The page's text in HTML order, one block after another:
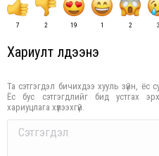
7 2 19 1 2 3
Хариулт үлдээнэ үү
Та сэтгэгдэл бичихдээ хууль зүйн, ёс
Ёс бус сэтгэгдлийг бид устгах
хариуцлага хүлээхгүй.
Comment